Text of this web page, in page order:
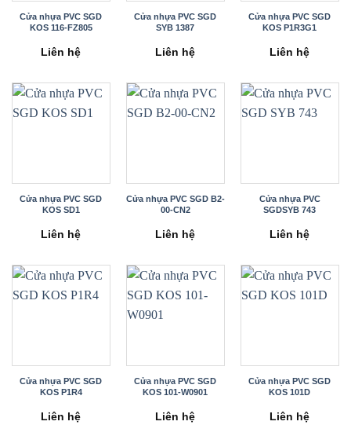
Cửa nhựa PVC SGD
KOS 116-FZ805
Liên hệ
Cửa nhựa PVC SGD
SYB 1387
Liên hệ
Cửa nhựa PVC SGD
KOS P1R3G1
Liên hệ
Cửa nhựa PVC SGD
KOS SD1
Liên hệ
Cửa nhựa PVC SGD B2-
00-CN2
Liên hệ
Cửa nhựa PVC
SGDSYB 743
Liên hệ
Cửa nhựa PVC SGD
KOS P1R4
Liên hệ
Cửa nhựa PVC SGD
KOS 101-W0901
Liên hệ
Cửa nhựa PVC SGD
KOS 101D
Liên hệ